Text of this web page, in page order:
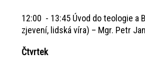
12:00 - 13:45 Úvod do teologie a
zjevení, lidská víra) – Mgr. Petr
Čtvrtek